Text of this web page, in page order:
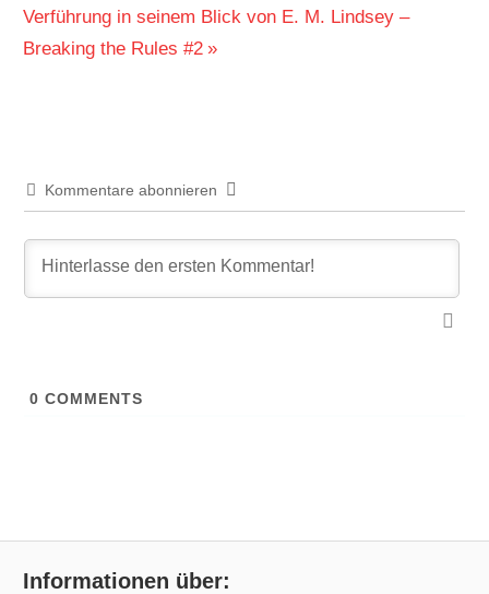
Nächster
Beitrag:
Verführung in seinem Blick von E. M. Lindsey –
Breaking the Rules #2
Kommentare abonnieren
0 COMMENTS
Informationen über: